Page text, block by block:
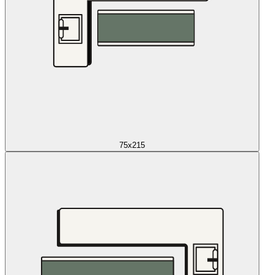
75x215